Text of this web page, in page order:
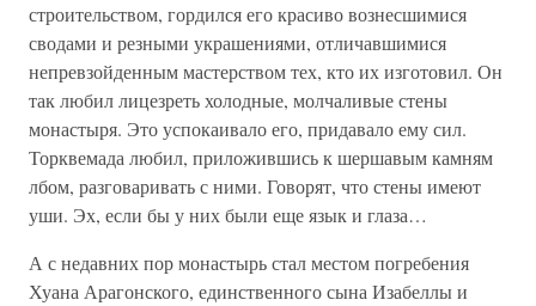
строительством, гордился его красиво вознесшимися
сводами и резными украшениями, отличавшимися
непревзойденным мастерством тех, кто их изготовил. Он
так любил лицезреть холодные, молчаливые стены
монастыря. Это успокаивало его, придавало ему сил.
Торквемада любил, приложившись к шершавым камням
лбом, разговаривать с ними. Говорят, что стены имеют
уши. Эх, если бы у них были еще язык и глаза…
А с недавних пор монастырь стал местом погребения
Хуана Арагонского, единственного сына Изабеллы и